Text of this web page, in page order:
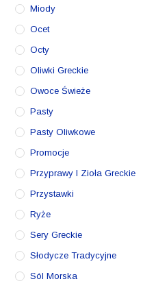
Miody
Ocet
Octy
Oliwki Greckie
Owoce Świeże
Pasty
Pasty Oliwkowe
Promocje
Przyprawy I Zioła Greckie
Przystawki
Ryże
Sery Greckie
Słodycze Tradycyjne
Sól Morska